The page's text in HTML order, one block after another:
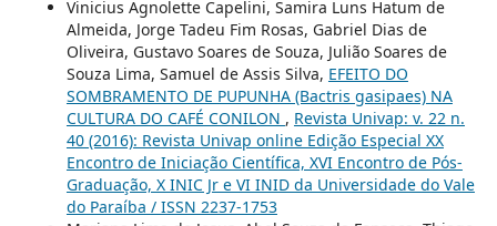
Vinicius Agnolette Capelini, Samira Luns Hatum de
Almeida, Jorge Tadeu Fim Rosas, Gabriel Dias de
Oliveira, Gustavo Soares de Souza, Julião Soares de
Souza Lima, Samuel de Assis Silva, EFEITO DO
SOMBRAMENTO DE PUPUNHA (Bactris gasipaes) NA
CULTURA DO CAFÉ CONILON , Revista Univap: v. 22 n.
40 (2016): Revista Univap online Edição Especial XX
Encontro de Iniciação Científica, XVI Encontro de Pós-
Graduação, X INIC Jr e VI INID da Universidade do Vale
do Paraíba / ISSN 2237-1753